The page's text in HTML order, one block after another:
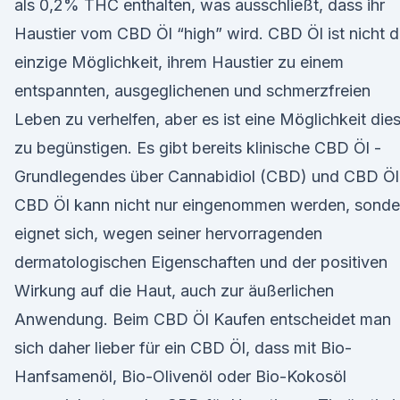
als 0,2% THC enthalten, was ausschließt, dass ihr
Haustier vom CBD Öl “high” wird. CBD Öl ist nicht
einzige Möglichkeit, ihrem Haustier zu einem
entspannten, ausgeglichenen und schmerzfreien
Leben zu verhelfen, aber es ist eine Möglichkeit dies
zu begünstigen. Es gibt bereits klinische CBD Öl -
Grundlegendes über Cannabidiol (CBD) und CBD Öl
CBD Öl kann nicht nur eingenommen werden,
eignet sich, wegen seiner hervorragenden
dermatologischen Eigenschaften und der positiven
Wirkung auf die Haut, auch zur äußerlichen
Anwendung. Beim CBD Öl Kaufen entscheidet man
sich daher lieber für ein CBD Öl, dass mit Bio-
Hanfsamenöl, Bio-Olivenöl oder Bio-Kokosöl